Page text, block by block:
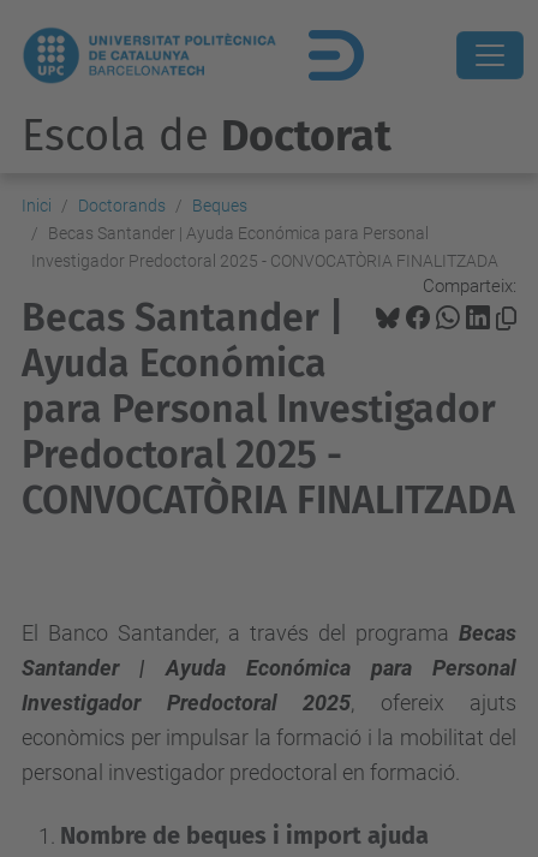
Escola de Doctorat
Inici Doctorands
Beques
Becas Santander | Ayuda Económica para Personal
Investigador Predoctoral 2025 - CONVOCATÒRIA FINALITZADA
Comparteix:
Becas Santander |
Ayuda Económica
para Personal Investigador
Predoctoral 2025 -
CONVOCATÒRIA FINALITZADA
El Banco Santander, a través del programa Becas
Santander | Ayuda Económica para Personal
Investigador Predoctoral 2025, ofereix ajuts
econòmics per impulsar la formació i la mobilitat del
personal investigador predoctoral en formació.
Nombre de beques i import ajuda